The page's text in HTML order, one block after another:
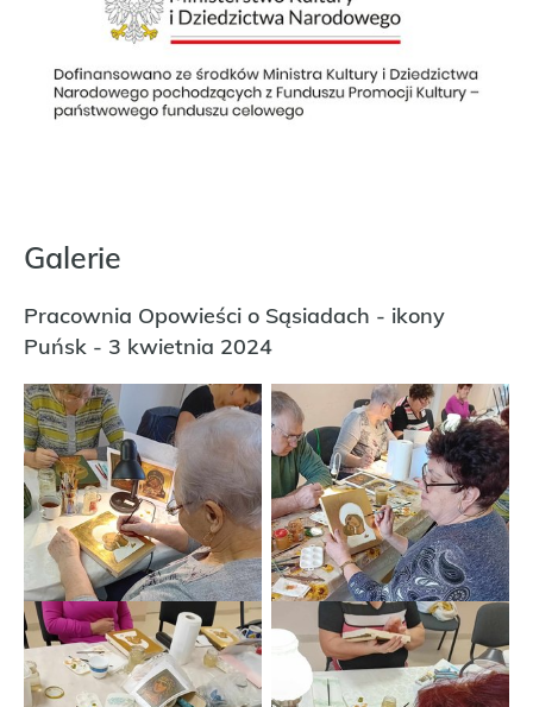
Galerie
Pracownia Opowieści o Sąsiadach - ikony
Puńsk - 3 kwietnia 2024